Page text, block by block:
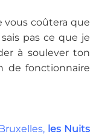
vous coûtera que
sais pas ce que je
à soulever ton
de fonctionnaire
les Nuits